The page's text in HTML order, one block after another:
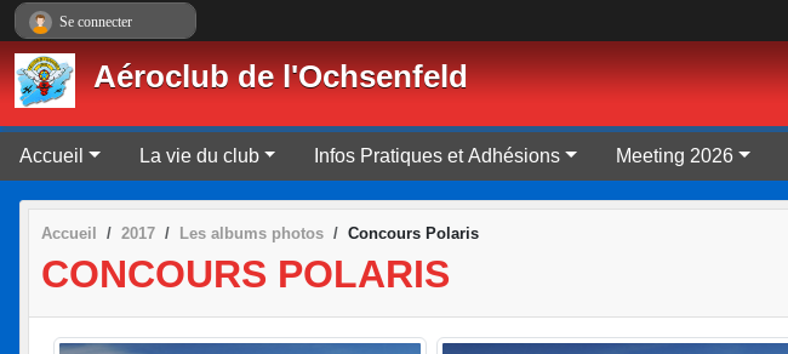
Aéroclub de l'Ochsenfeld
Accueil La vie du club Infos Pratiques et Adhésions Meeting 2026
Accueil 2017 Les albums photos Concours Polaris
CONCOURS POLARIS
Se connecter
Panneau de gestion des cookies